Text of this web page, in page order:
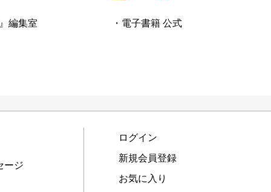
編集室 ・電子書籍 公式
ージ
ログイン
新規会員登録
お気に入り